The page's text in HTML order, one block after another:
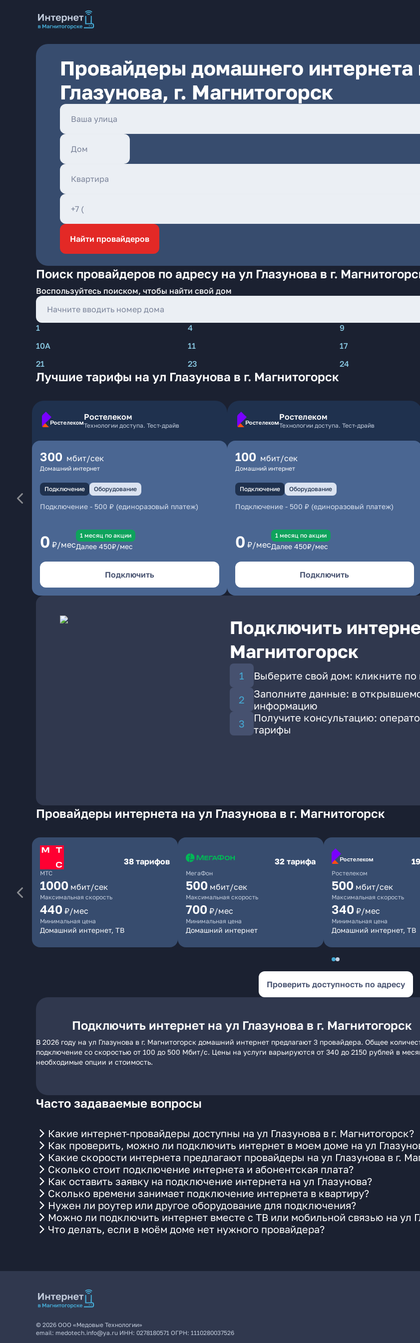
Провайдеры домашнего интернета
Глазунова, г. Магнитогорск
Найти провайдеров
Поиск провайдеров по адресу на ул Глазунова в г.
Воспользуйтесь поиском, чтобы найти свой дом
1 4 9
10А
11 17
21
23 24
Лучшие тарифы на ул Глазунова в г. Магнитогорск
Ростелеком
Технологии доступа. Тест-драйв
300 мбит/сек
Домашний интернет
Подключение Оборудование
Подключение - 500 ₽ (единоразовый платеж)
0 ₽/мес
1 месяц по акции
Далее 450₽/мес
Подключить
Ростелеком
Технологии доступа. Тест-драйв
100 мбит/сек
Домашний интернет
Подключение Оборудование
Подключение- 500 ₽ (единоразовый платеж)
0 ₽/мес
1 месяц по акции
Далее 450₽/мес
Подключить
Подключить
Магнитогорск
Выберите свой дом: кликните по
Заполните данные: в
информацию
Получите консультацию:
тарифы
Провайдеры интернета на ул Глазунова в г. Магнитогорск
МТС
38 тарифов
1000 мбит/сек
Максимальная скорость
440 ₽/мес
Минимальная цена
Домашний интернет, ТВ
МегаФон
32 тарифа
500 мбит/сек
Максимальная скорость
700 ₽/мес
Минимальная цена
Домашний интернет
Ростелеком
500 мбит/сек
Максимальная скорость
340 ₽/мес
Минимальная цена
Домашний интернет, ТВ
Проверить доступность по адресу
Подключить интернет на ул Глазунова в г. Магнитогорск
В 2026 году на ул Глазунова в г. Магнитогорск домашний интернет предлагают 3 провайдера. Общее
подключение со скоростью от 100 до 500 Мбит/с. Цены на услуги варьируются от 340 до 2150 рублей в
необходимые опции и стоимость.
Часто задаваемые вопросы
Какие интернет-провайдеры доступны на ул Глазунова в г. Магнитогорск?
Как проверить, можно ли подключить интернет в моем доме на ул
Какие скорости интернета предлагают провайдеры на ул Глазунова в г.
Сколько стоит подключение интернета и абонентская плата?
Как оставить заявку на подключение интернета на ул Глазунова?
Сколько времени занимает подключение интернета в квартиру?
Нужен ли роутер или другое оборудование для подключения?
Можно ли подключить интернет вместе с ТВ или мобильной связью на ул
Что делать, если в моём доме нет нужного провайдера?
© 2026 ООО «Медовые Технологии»
email: medotech.info@ya.ru ИНН: 0278180571 ОГРН: 1110280037526